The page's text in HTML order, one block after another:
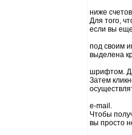
ниже
Для того,
если вы
под своим
выделена
шрифтом.
Затем
e-mail.
Чтобы
вы просто